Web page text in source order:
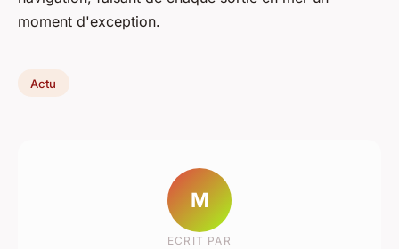
moment d'exception.
Actu
M
ECRIT PAR